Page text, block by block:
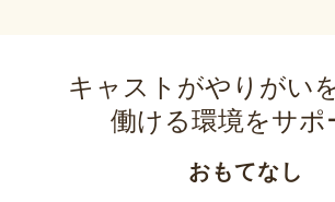
キャストがやりがい
働ける環境をサポ
おもてなし